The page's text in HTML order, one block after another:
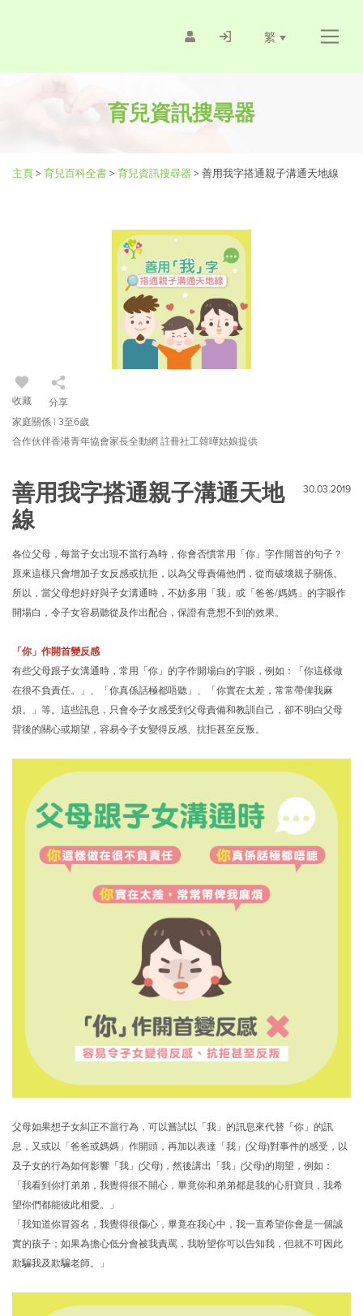
繁
育兒資訊搜尋器
主頁> 育兒百科全書> 育兒資訊搜尋器 > 善用我字搭通親子溝通天地線
收藏
分享
家庭關係 | 3至6歲
合作伙伴香港青年協會家長全動網 註冊社工韓曄姑娘提供
善用我字搭通親子溝通天地
線
30.03.2019
各位父母，每當子女出現不當行為時，你會否慣常用「你」字作開首的句子？
原來這樣只會增加子女反感或抗拒，以為父母責備他們，從而破壞親子關係。
所以，當父母想好好與子女溝通時，不妨多用「我」或「爸爸/媽媽」的字眼作
開場白，令子女容易聽從及作出配合，保證有意想不到的效果。
「你」作開首變反感
有些父母跟子女溝通時，常用「你」的字作開場白的字眼，例如：「你這樣做
在很不負責任。」、「你真係話極都唔聽」、「你實在太差，常常帶俾我麻
煩。」等。這些訊息，只會令子女感受到父母責備和教訓自己，卻不明白父母
背後的關心或期望，容易令子女變得反感、抗拒甚至反叛。
父母如果想子女糾正不當行為，可以嘗試以「我」的訊息來代替「你」的訊
息，又或以「爸爸或媽媽」作開頭，再加以表達「我」(父母)對事件的感受，以
及子女的行為如何影響「我」(父母)，然後講出「我」(父母)的期望，例如：
「我看到你打弟弟，我覺得很不開心，畢竟你和弟弟都是我的心肝寶貝，我希
望你們都能彼此相愛。」
「我知道你冒簽名，我覺得很傷心，畢竟在我心中，我一直希望你會是一個誠
實的孩子；如果為擔心低分會被我責罵，我盼望你可以告知我，但就不可因此
欺騙我及欺騙老師。」